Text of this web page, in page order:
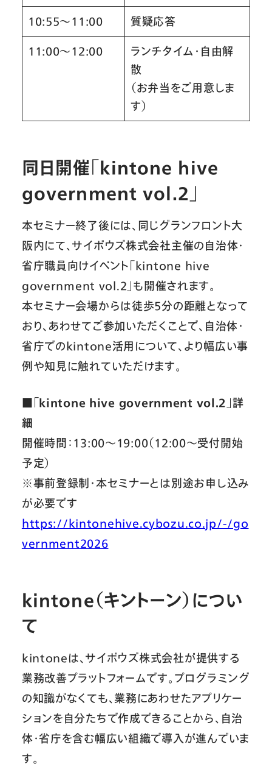
10:55〜11:00 質疑応答
11:00〜12:00
ランチタイム・自由解
散
（お弁当をご用意しま
す）
同日開催「kintone hive
government vol.2」
本セミナー終了後には、同じグランフロント大
阪内にて、サイボウズ株式会社主催の自治体・
省庁職員向けイベント「kintone hive
government vol.2」も開催されます。
本セミナー会場からは徒歩5分の距離となって
おり、あわせてご参加いただくことで、自治体・
省庁でのkintone活用について、より幅広い事
例や知見に触れていただけます。
■「kintone hive government vol.2」詳
細
開催時間：13:00〜19:00（12:00〜受付開始
予定）
※事前登録制・本セミナーとは別途お申し込み
が必要です
https://kintonehive.cybozu.co.jp/-/go
vernment2026
kintone（キントーン）につい
て
kintoneは、サイボウズ株式会社が提供する
業務改善プラットフォームです。プログラミング
の知識がなくても、業務にあわせたアプリケー
ションを自分たちで作成できることから、自治
体・省庁を含む幅広い組織で導入が進んでいま
す。